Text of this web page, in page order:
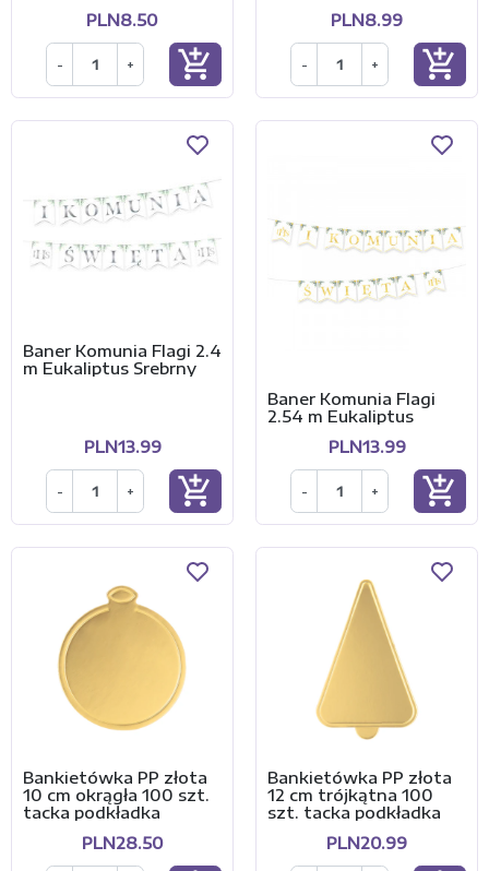
PLN8.50
- + add_shopping_cart
PLN8.99
- + add_shopping_cart
Baner Komunia Flagi 2.4
m Eukaliptus Srebrny
PLN13.99
- + add_shopping_cart
Baner Komunia Flagi
2.54 m Eukaliptus
PLN13.99
- + add_shopping_cart
Bankietówka PP złota
10 cm okrągła 100 szt.
tacka podkładka
PLN28.50
Bankietówka PP złota
12 cm trójkątna 100
szt. tacka podkładka
PLN20.99